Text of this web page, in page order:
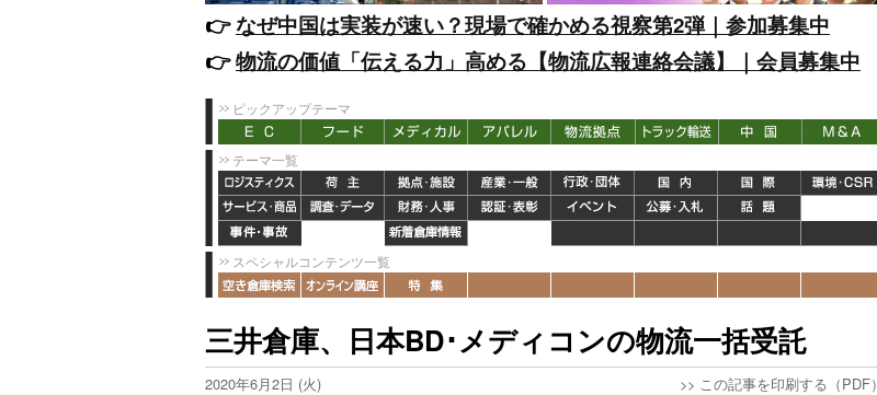
👉️なぜ中国は実装が速い？現場で確かめる視察第2弾｜参加募集中
👉️物流の価値「伝える力」高める【物流広報連絡会議】｜会員募集中
ピックアップテーマ
テーマ一覧
スペシャルコンテンツ一覧
三井倉庫、日本BD･メディコンの物流一括受託
2020年6月2日 (火) >> この記事を印刷する（PDF）